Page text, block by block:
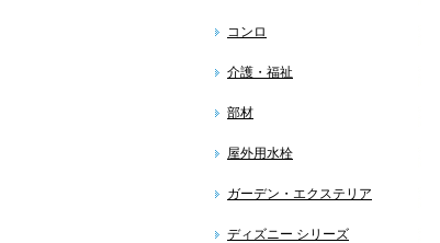
コンロ
介護・福祉
部材
屋外用水栓
ガーデン・エクステリア
ディズニー シリーズ